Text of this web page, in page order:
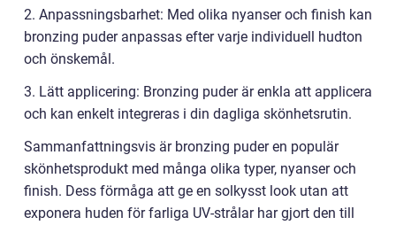
2. Anpassningsbarhet: Med olika nyanser och finish kan
bronzing puder anpassas efter varje individuell hudton
och önskemål.
3. Lätt applicering: Bronzing puder är enkla att applicera
och kan enkelt integreras i din dagliga skönhetsrutin.
Sammanfattningsvis är bronzing puder en populär
skönhetsprodukt med många olika typer, nyanser och
finish. Dess förmåga att ge en solkysst look utan att
exponera huden för farliga UV-strålar har gjort den till